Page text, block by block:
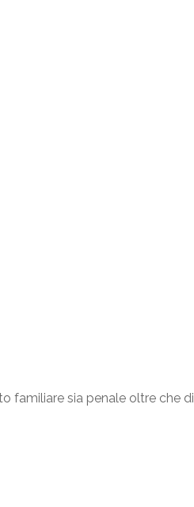
familiare sia penale oltre che di